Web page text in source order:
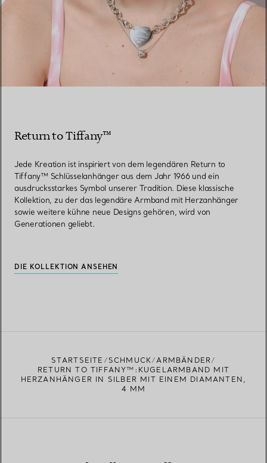
Return to Tiffany™
Jede Kreation ist inspiriert von dem legendären Return to
Tiffany™ Schlüsselanhänger aus dem Jahr 1966 und ein
ausdrucksstarkes Symbol unserer Tradition. Diese klassische
Kollektion, zu der das legendäre Armband mit Herzanhänger
sowie weitere kühne neue Designs gehören, wird von
Generationen geliebt.
DIE KOLLEKTION ANSEHEN
STARTSEITE SCHMUCK
ARMBÄNDER
RETURN TO TIFFANY™:KUGELARMBAND MIT
HERZANHÄNGER IN SILBER MIT EINEM DIAMANTEN,
4 MM